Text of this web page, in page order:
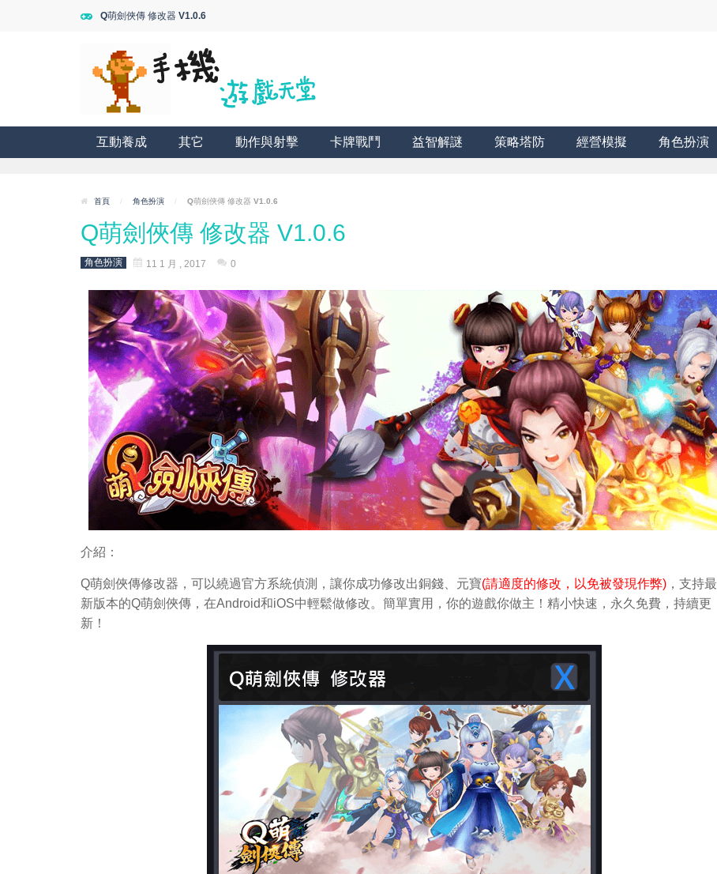
Q萌劍俠傳 修改器 V1.0.6
互動養成 其它 動作與射擊 卡牌戰鬥 益智解謎 策略塔防 經營模擬 角色扮演
首頁 / 角色扮演 / Q萌劍俠傳 修改器 V1.0.6
Q萌劍俠傳 修改器 V1.0.6
角色扮演 11 1 月 , 2017 0
介紹：
Q萌劍俠傳修改器，可以繞過官方系統偵測，讓你成功修改出銅錢、元寶(請適度的修改，以免被發現作弊) ，支持最
新版本的Q萌劍俠傳，在Android和iOS中輕鬆做修改。簡單實用，你的遊戲你做主！精小快速，永久免費，持續更
新！